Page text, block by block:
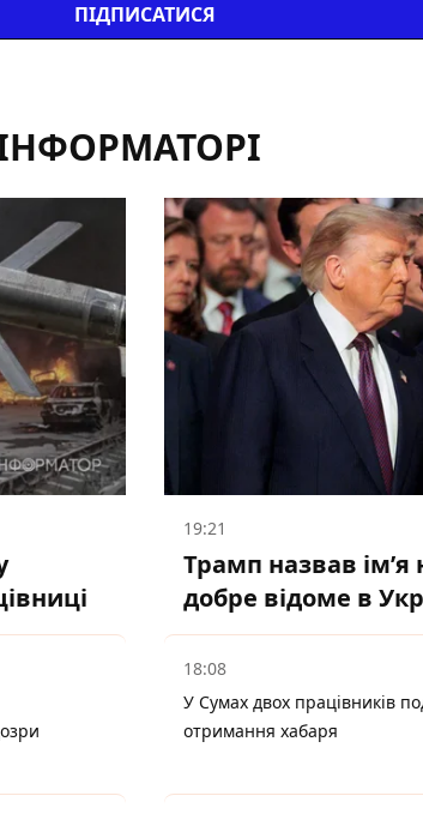
ПІДПИСАТИСЯ
19:21
Трамп назвав імʼя
добре відоме в
18:08
У Сумах двох працівників
отримання хабаря